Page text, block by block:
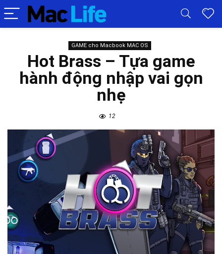
GAME cho Macbook MAC OS
Hot Brass – Tựa game
hành động nhập vai gọn
nhẹ
12